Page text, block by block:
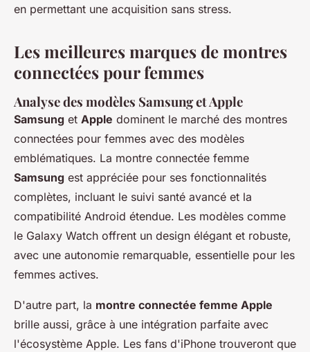
en permettant une acquisition sans stress.
Les meilleures marques de montres
connectées pour femmes
Analyse des modèles Samsung et Apple
Samsung et Apple dominent le marché des montres
connectées pour femmes avec des modèles
emblématiques. La montre connectée femme
Samsung est appréciée pour ses fonctionnalités
complètes, incluant le suivi santé avancé et la
compatibilité Android étendue. Les modèles comme
le Galaxy Watch offrent un design élégant et robuste,
avec une autonomie remarquable, essentielle pour les
femmes actives.
D'autre part, la montre connectée femme Apple
brille aussi, grâce à une intégration parfaite avec
l'écosystème Apple. Les fans d'iPhone trouveront que